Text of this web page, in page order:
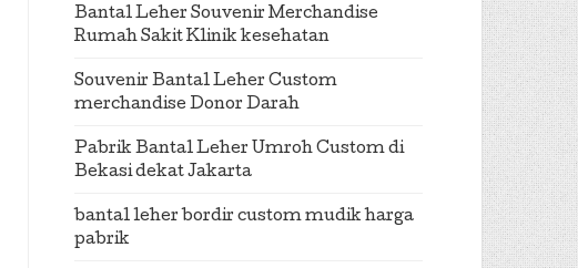
Bantal Leher Souvenir Merchandise
Rumah Sakit Klinik kesehatan
Souvenir Bantal Leher Custom
merchandise Donor Darah
Pabrik Bantal Leher Umroh Custom di
Bekasi dekat Jakarta
bantal leher bordir custom mudik harga
pabrik